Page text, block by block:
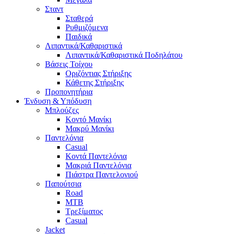
Σταντ
Σταθερά
Ρυθμιζόμενα
Παιδικά
Λιπαντικά/Καθαριστικά
Λιπαντικά/Καθαριστικά Ποδηλάτου
Βάσεις Τοίχου
Οριζόντιας Στήριξης
Κάθετης Στήριξης
Προπονητήρια
Ένδυση & Υπόδυση
Μπλούζες
Κοντό Μανίκι
Μακρύ Μανίκι
Παντελόνια
Casual
Κοντά Παντελόνια
Μακριά Παντελόνια
Πιάστρα Παντελονιού
Παπούτσια
Road
MTB
Τρεξίματος
Casual
Jacket